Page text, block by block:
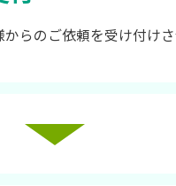
らのご依頼を受け付け